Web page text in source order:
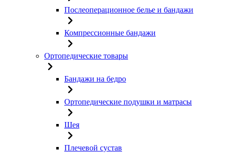
Послеоперационное белье и бандажи
Компрессионные бандажи
Ортопедические товары
Бандажи на бедро
Ортопедические подушки и матрасы
Шея
Плечевой сустав